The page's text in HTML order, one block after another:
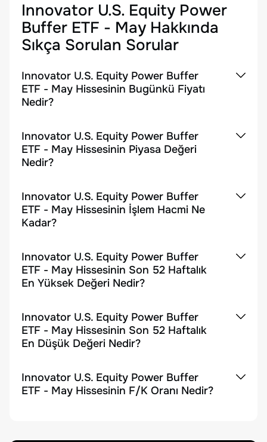
Innovator U.S. Equity Power
Buffer ETF - May Hakkında
Sıkça Sorulan Sorular
Innovator U.S. Equity Power Buffer
ETF - May Hissesinin Bugünkü Fiyatı
Nedir?
Innovator U.S. Equity Power Buffer
ETF - May Hissesinin Piyasa Değeri
Nedir?
Innovator U.S. Equity Power Buffer
ETF - May Hissesinin İşlem Hacmi Ne
Kadar?
Innovator U.S. Equity Power Buffer
ETF - May Hissesinin Son 52 Haftalık
En Yüksek Değeri Nedir?
Innovator U.S. Equity Power Buffer
ETF - May Hissesinin Son 52 Haftalık
En Düşük Değeri Nedir?
Innovator U.S. Equity Power Buffer
ETF - May Hissesinin F/K Oranı Nedir?